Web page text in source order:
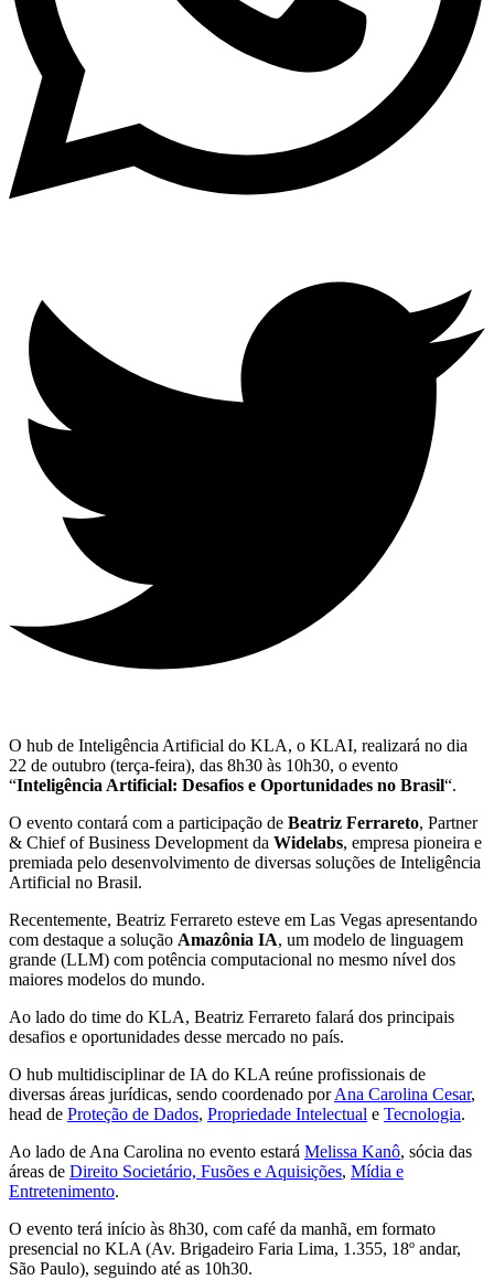
O hub de Inteligência Artificial do KLA, o KLAI, realizará no dia
22 de outubro (terça-feira), das 8h30 às 10h30, o evento
“Inteligência Artificial: Desafios e Oportunidades no Brasil“.
O evento contará com a participação de Beatriz Ferrareto, Partner
& Chief of Business Development da Widelabs, empresa pioneira e
premiada pelo desenvolvimento de diversas soluções de Inteligência
Artificial no Brasil.
Recentemente, Beatriz Ferrareto esteve em Las Vegas apresentando
com destaque a solução Amazônia IA, um modelo de linguagem
grande (LLM) com potência computacional no mesmo nível dos
maiores modelos do mundo.
Ao lado do time do KLA, Beatriz Ferrareto falará dos principais
desafios e oportunidades desse mercado no país.
O hub multidisciplinar de IA do KLA reúne profissionais de
diversas áreas jurídicas, sendo coordenado porAna Carolina Cesar,
head de Proteção de Dados, Propriedade Intelectual e Tecnologia.
Ao lado de Ana Carolina no evento estará Melissa Kanô, sócia das
áreas de Direito Societário, Fusões e Aquisições, Mídia e
Entretenimento.
O evento terá início às 8h30, com café da manhã, em formato
presencial no KLA (Av. Brigadeiro Faria Lima, 1.355, 18º andar,
São Paulo), seguindo até as 10h30.